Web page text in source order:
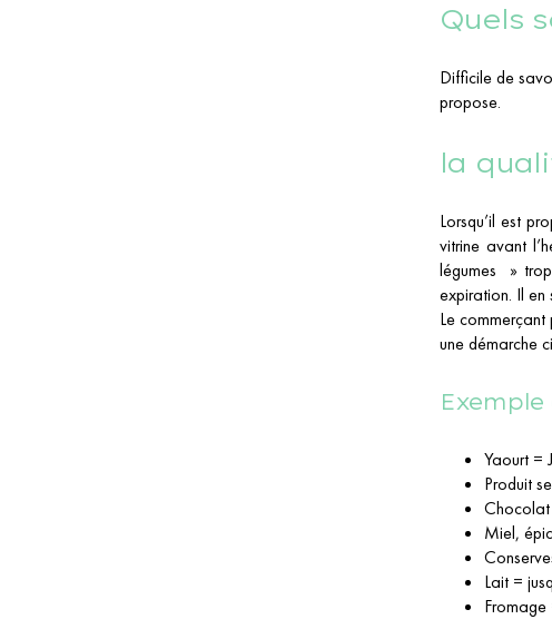
Quels
Difficile de
propose.
la
Lorsqu’il est
vitrine avant
légumes »
expiration. Il en
Le
une démarche
Yaourt =
Produit
Chocolat
Miel,
Lait =
Fromage